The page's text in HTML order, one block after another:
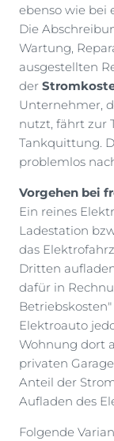
ebenso wie bei
Die
Wartung,
ausgestellten
der
Unternehmer,
nutzt, fährt zur
Tankquittung.
problemlos
Vorgehen bei
Ein reines
Ladestation
das
Dritten
dafür in
Elektroauto
Wohnung dort
privaten
Anteil der
Aufladen des
Folgende